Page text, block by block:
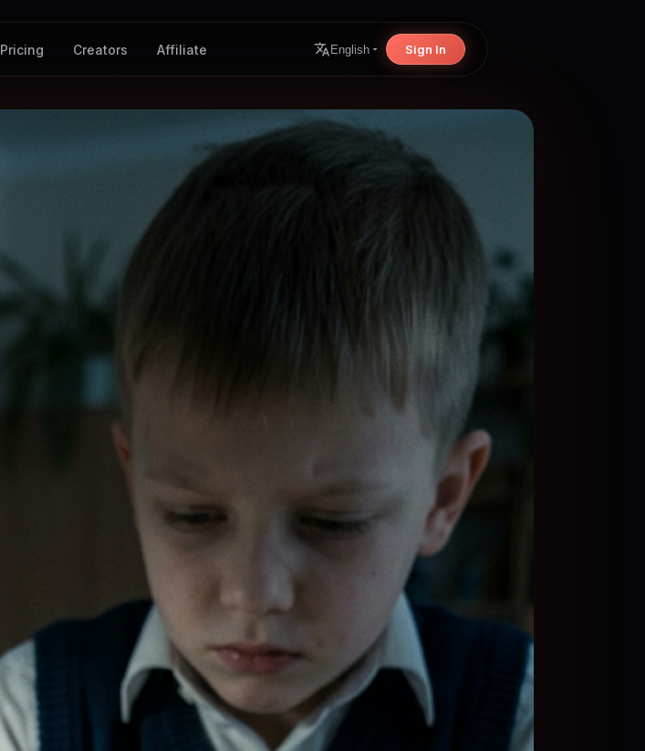
Pricing Creators Affiliate English Sign In